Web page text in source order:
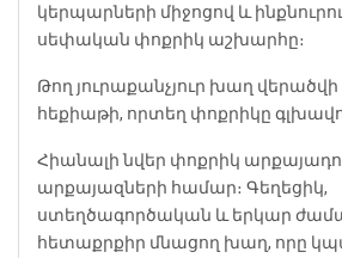
կերպարների միջոցով և
սեփական փոքրիկ աշխարհը։
Թող յուրաքանչյուր խաղ
հեքիաթի, որտեղ փոքրիկը
Հիանալի նվեր փոքրիկ
արքայազների համար։ Գեղեցիկ,
ստեղծագործական և երկար
հետաքրքիր մնացող խաղ, որը